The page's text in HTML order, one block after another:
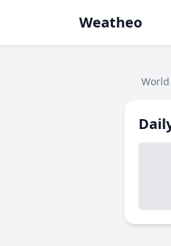
Weatheo
World